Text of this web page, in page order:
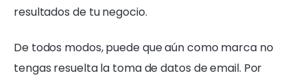
resultados de tu negocio.
De todos modos, puede que aún como marca no
tengas resuelta la toma de datos de email. Por